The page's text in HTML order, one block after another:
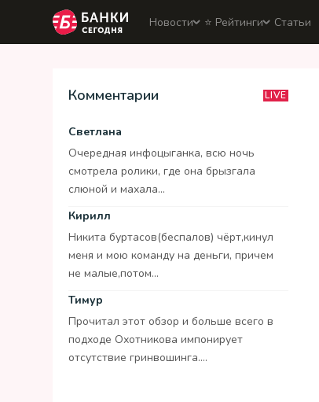
Новости ⭐️ Рейтинги Статьи
Комментарии LIVE
Светлана
Очередная инфоцыганка, всю ночь
смотрела ролики, где она брызгала
слюной и махала...
Кирилл
Никита буртасов(беспалов) чёрт,кинул
меня и мою команду на деньги, причем
не малые,потом...
Тимур
Прочитал этот обзор и больше всего в
подходе Охотникова импонирует
отсутствие гринвошинга....